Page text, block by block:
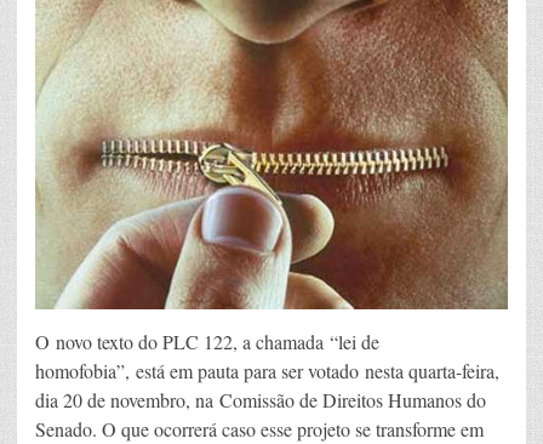
O novo texto do PLC 122, a chamada “lei de
homofobia”, está em pauta para ser votado nesta quarta-feira,
dia 20 de novembro, na Comissão de Direitos Humanos do
Senado. O que ocorrerá caso esse projeto se transforme em